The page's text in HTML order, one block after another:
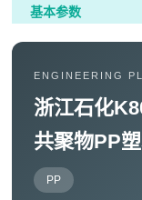
基本参数
ENGINEERING
浙江石化
共聚物PP
PP